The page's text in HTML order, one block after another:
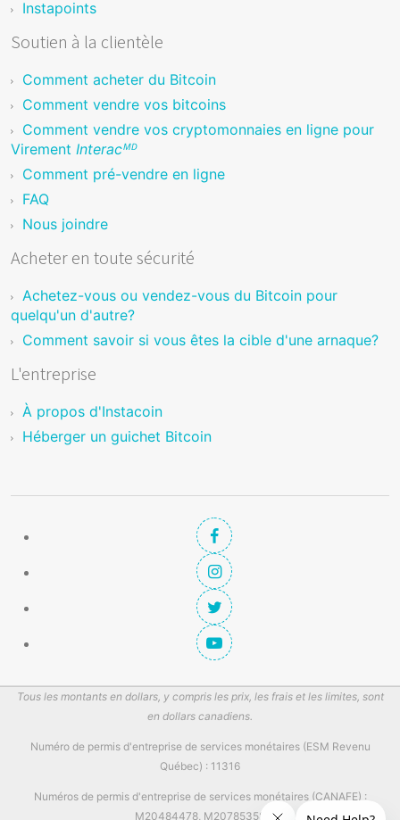
Instapoints
Soutien à la clientèle
Comment acheter du Bitcoin
Comment vendre vos bitcoins
Comment vendre vos cryptomonnaies en ligne pour
Virement Interacᴹᴰ
Comment pré-vendre en ligne
FAQ
Nous joindre
Acheter en toute sécurité
Achetez-vous ou vendez-vous du Bitcoin pour
quelqu'un d'autre?
Comment savoir si vous êtes la cible d'une arnaque?
L'entreprise
À propos d'Instacoin
Héberger un guichet Bitcoin
Tous les montants en dollars, y compris les prix, les frais et les limites, sont
en dollars canadiens.
Numéro de permis d'entreprise de services monétaires (ESM Revenu
Québec) : 11316
Numéros de permis d'entreprise de services monétaires (CANAFE) :
M20484478, M20785358